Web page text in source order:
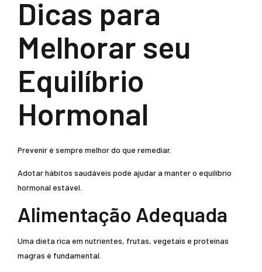
Dicas para
Melhorar seu
Equilíbrio
Hormonal
Prevenir é sempre melhor do que remediar.
Adotar hábitos saudáveis pode ajudar a manter o equilíbrio
hormonal estável.
Alimentação Adequada
Uma dieta rica em nutrientes, frutas, vegetais e proteínas
magras é fundamental.